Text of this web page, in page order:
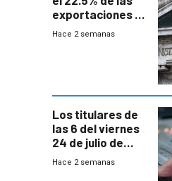
exportaciones a
EE.UU se verán
Hace 2 semanas
Los titulares de
las 6 del viernes
24 de julio de
2026
Hace 2 semanas